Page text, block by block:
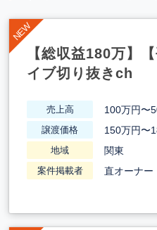
【総収益180万】
イブ切り抜きch
売上高 100万円〜
譲渡価格 150万円〜
地域 関東
案件掲載者 直オーナー